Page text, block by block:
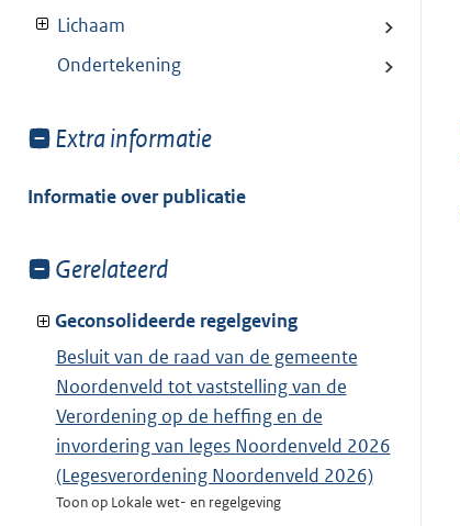
Lichaam
Ondertekening
Toon
van:
Extra informatie
Informatie over publicatie
Toon
van:
Gerelateerd
Geconsolideerde regelgeving
Besluit van de raad van de gemeente
Noordenveld tot vaststelling van de
Verordening op de heffing en de
invordering van leges Noordenveld 2026
(Legesverordening Noordenveld 2026)
Toon op Lokale wet- en regelgeving